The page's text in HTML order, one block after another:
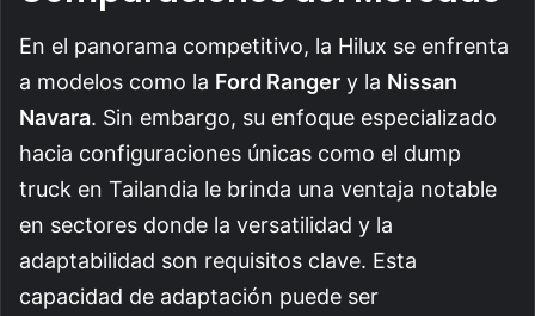
En el panorama competitivo, la Hilux se enfrenta
a modelos como la Ford Ranger y la Nissan
Navara. Sin embargo, su enfoque especializado
hacia configuraciones únicas como el dump
truck en Tailandia le brinda una ventaja notable
en sectores donde la versatilidad y la
adaptabilidad son requisitos clave. Esta
capacidad de adaptación puede ser